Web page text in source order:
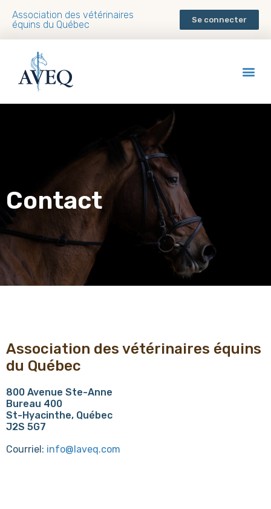
Association des vétérinaires
équins du Québec
Se connecter
Contact
Association des vétérinaires équins
du Québec
800 Avenue Ste-Anne
Bureau 400
St-Hyacinthe, Québec
J2S 5G7
Courriel: info@laveq.com